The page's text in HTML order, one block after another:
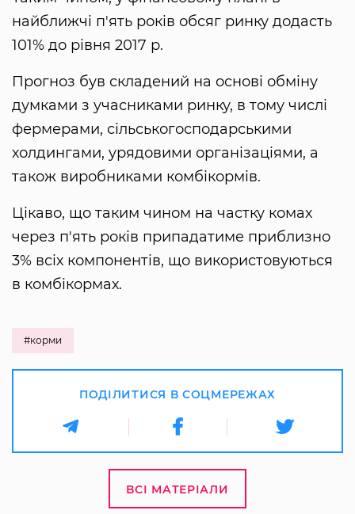
найближчі п'ять років обсяг ринку додасть
101% до рівня 2017 р.
Прогноз був складений на основі обміну
думками з учасниками ринку, в тому числі
фермерами, сільськогосподарськими
холдингами, урядовими організаціями, а
також виробниками комбікормів.
Цікаво, що таким чином на частку комах
через п'ять років припадатиме приблизно
3% всіх компонентів, що використовуються
в комбікормах.
#корми
ПОДІЛИТИСЯ В СОЦМЕРЕЖАХ
ВСІ МАТЕРІАЛИ